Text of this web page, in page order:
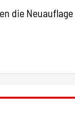
die Neuauflage